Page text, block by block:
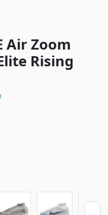
Air Zoom
Rising